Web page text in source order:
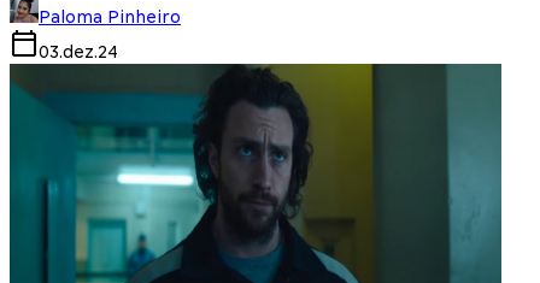
Paloma Pinheiro
03.dez.24